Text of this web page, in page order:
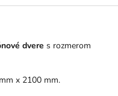
dvere s rozmerom
x 2100 mm.